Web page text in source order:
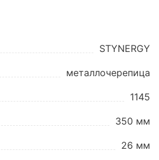
STYNERGY
металлочерепица
1145
350 мм
26 мм